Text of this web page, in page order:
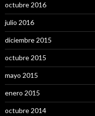
octubre 2016
julio 2016
diciembre 2015
octubre 2015
mayo 2015
enero 2015
octubre 2014